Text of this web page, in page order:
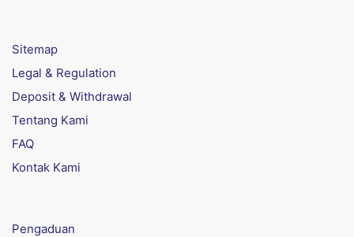
Sitemap
Legal & Regulation
Deposit & Withdrawal
Tentang Kami
FAQ
Kontak Kami
Pengaduan